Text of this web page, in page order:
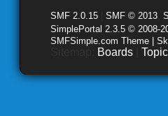
SMF 2.0.15 SMF © 2013
SimplePortal 2.3.5 © 2008-
SMFSimple.com Theme |
Boards